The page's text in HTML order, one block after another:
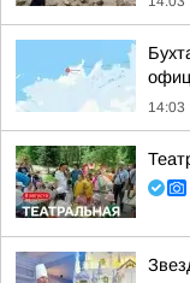
14:03